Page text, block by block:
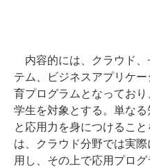
内容的には、クラウド、
テム、ビジネスアプリケ
育プログラムとなってお
学生を対象とする。単な
と応用力を身につけるこ
は、クラウド分野では実
用し、その上で応用プログ